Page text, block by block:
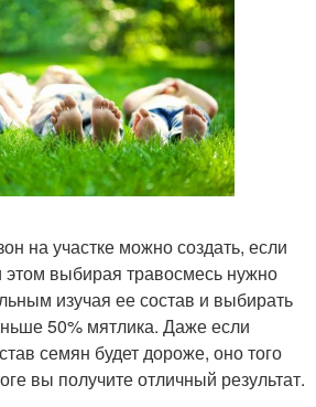
на участке можно создать, если
этом выбирая травосмесь нужно
изучая ее состав и выбирать
50% мятлика. Даже если
семян будет дороже, оно того
вы получите отличный результат.